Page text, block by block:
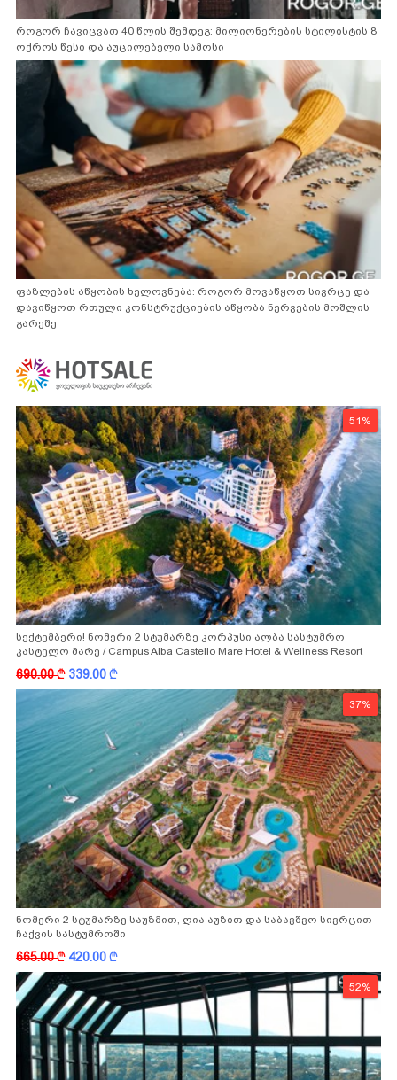
როგორ ჩავიცვათ 40 წლის შემდეგ: მილიონერების სტილისტის 8
ოქროს წესი და აუცილებელი სამოსი
ფაზლების აწყობის ხელოვნება: როგორ მოვაწყოთ სივრცე და
დავიწყოთ რთული კონსტრუქციების აწყობა ნერვების მოშლის
გარეშე
51%
სექტემბერი! ნომერი 2 სტუმარზე კორპუსი ალბა სასტუმრო
კასტელო მარე / Campus Alba Castello Mare Hotel & Wellness Resort
690.00k 339.00k
37%
ნომერი 2 სტუმარზე საუზმით, ღია აუზით და საბავშვო სივრცით
ჩაქვის სასტუმროში
665.00k 420.00k
52%